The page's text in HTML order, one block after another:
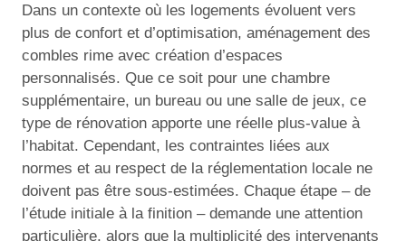
Dans un contexte où les logements évoluent vers
plus de confort et d’optimisation, aménagement des
combles rime avec création d’espaces
personnalisés. Que ce soit pour une chambre
supplémentaire, un bureau ou une salle de jeux, ce
type de rénovation apporte une réelle plus-value à
l’habitat. Cependant, les contraintes liées aux
normes et au respect de la réglementation locale ne
doivent pas être sous-estimées. Chaque étape – de
l’étude initiale à la finition – demande une attention
particulière, alors que la multiplicité des intervenants